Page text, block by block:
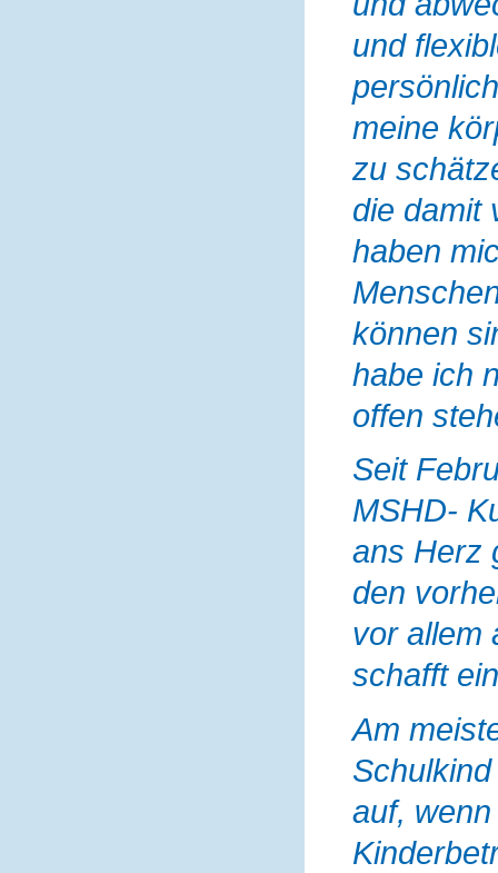
und
meine
zu
die damit
haben
können
habe ich
offen
Seit
MSHD-
ans Herz
den
vor allem
schafft
Am
auf,